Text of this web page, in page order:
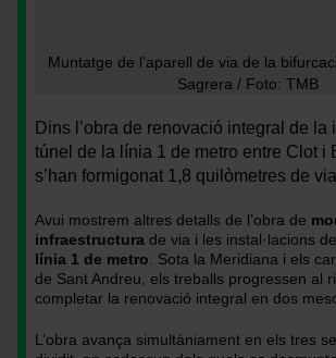
Muntatge
de
via
de
bifurcació
del
taller
de
la
/
l’aparell
de
via
la
bifurcació
del
taller
de
Sagrera
Muntatge de l’aparell de via de la
Sagrera / Foto: TMB
Dins l’obra de renovació integral de la
túnel de la línia 1 de metro entre Clot i
s’han formigonat 1,8 quilòmetres de
Avui mostrem altres detalls de l’obra de
infraestructura de via i les instal·lacions
línia 1 de metro. Sota la Meridiana i els
de Sant Andreu, els treballs progressen al
completar la renovació integral en dos
L’obra avança simultàniament en els tres